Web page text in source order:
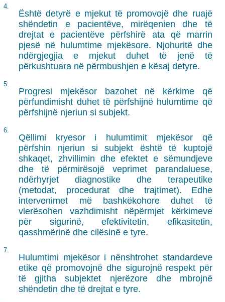
4.
Është detyrë e mjekut të promovojë dhe ruajë
shëndetin e pacientëve, mirëqenien dhe të
drejtat e pacientëve përfshirë ata që marrin
pjesë në hulumtime mjekësore. Njohuritë dhe
ndërgjegjia e mjekut duhet të jenë të
përkushtuara në përmbushjen e kësaj detyre.
5.
Progresi mjekësor bazohet në kërkime që
përfundimisht duhet të përfshijnë hulumtime që
përfshijnë njeriun si subjekt.
6.
Qëllimi kryesor i hulumtimit mjekësor që
përfshin njeriun si subjekt është të kuptojë
shkaqet, zhvillimin dhe efektet e sëmundjeve
dhe të përmirësojë veprimet parandaluese,
ndërhyrjet diagnostike dhe terapeutike
(metodat, procedurat dhe trajtimet). Edhe
intervenimet më bashkëkohore duhet të
vlerësohen vazhdimisht nëpërmjet kërkimeve
për sigurinë, efektivitetin, efikasitetin,
qasshmërinë dhe cilësinë e tyre.
7.
Hulumtimi mjekësor i nënshtrohet standardeve
etike që promovojnë dhe sigurojnë respekt për
të gjitha subjektet njerëzore dhe mbrojnë
shëndetin dhe të drejtat e tyre.